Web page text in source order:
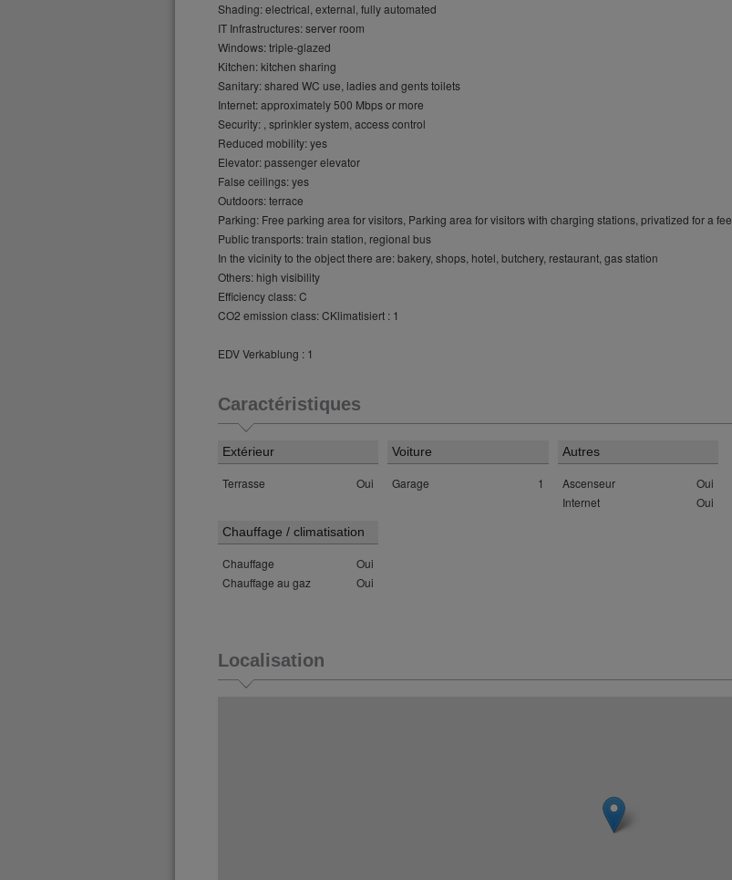
Shading: electrical, external, fully automated
IT Infrastructures: server room
Windows: triple-glazed
Kitchen: kitchen sharing
Sanitary: shared WC use, ladies and gents toilets
Internet: approximately 500 Mbps or more
Security: , sprinkler system, access control
Reduced mobility: yes
Elevator: passenger elevator
False ceilings: yes
Outdoors: terrace
Parking: Free parking area for visitors, Parking area for visitors with charging stations, privatized for a fee
Public transports: train station, regional bus
In the vicinity to the object there are: bakery, shops, hotel, butchery, restaurant, gas station
Others: high visibility
Efficiency class: C
CO2 emission class: CKlimatisiert : 1
EDV Verkablung : 1
Caractéristiques
Extérieur
Terrasse Oui
Voiture
Garage 1
Autres
Ascenseur
Oui
Internet
Oui
Chauffage / climatisation
Chauffage
Oui
Chauffage au gaz
Oui
Localisation